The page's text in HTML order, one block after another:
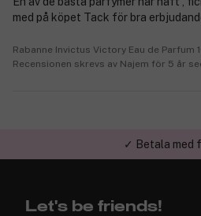
med på köpet Tack för bra
Rabanne Invictus Victory Eau de Parfum
Recensionen skrevs av Najem för 5 år
Let's be friends!